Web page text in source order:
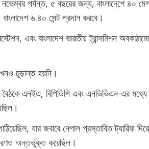
পর্যন্ত, ৫ বছরের জন্য, বাংলাদেশে ৪০
৬.৪০ সেন্ট প্রদান করবে।
এবং বাংলাদেশ ভারতীয় ট্রান্সমিশন অবকাঠামো
চূড়ান্ত হয়নি।
বৈঠকে এনইএ, বিপিডিপি এবং এনভিভিএন-এর মধ্যে
যার জবাবে নেপাল প্রস্তাবিত ট্যারিফ
অন্তর্ভুক্ত করেছিল।